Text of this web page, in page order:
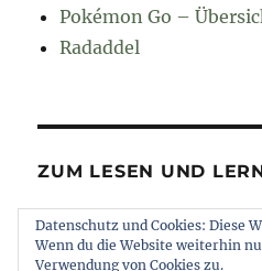
Pokémon Go –
Radaddel
ZUM LESEN UND
Euroncap
Tong
Datenschutz und Cookies: Diese
Wenn du die Website weiterhin
Verwendung von Cookies zu.